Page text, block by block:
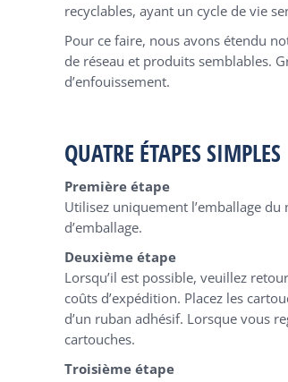
recyclables, ayant un cycle de vie
Pour ce faire, nous avons étendu
de réseau et produits semblables.
d’enfouissement.
QUATRE ÉTAPES SIMPLES
Première étape
Utilisez uniquement l’emballage du
d’emballage.
Deuxième étape
Lorsqu’il est possible, veuillez
coûts d’expédition. Placez les
d’un ruban adhésif. Lorsque vous
cartouches.
Troisième étape